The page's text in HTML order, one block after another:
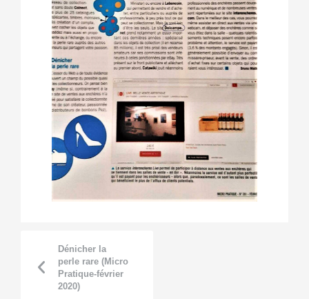
Dénicher la
perle rare (Micro
Pratique-février
2020)